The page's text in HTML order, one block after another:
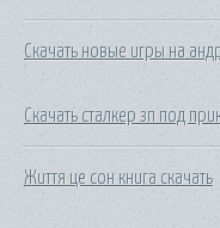
Скачать новые игры на
Скачать сталкер зп под
Життя це сон книга скачать